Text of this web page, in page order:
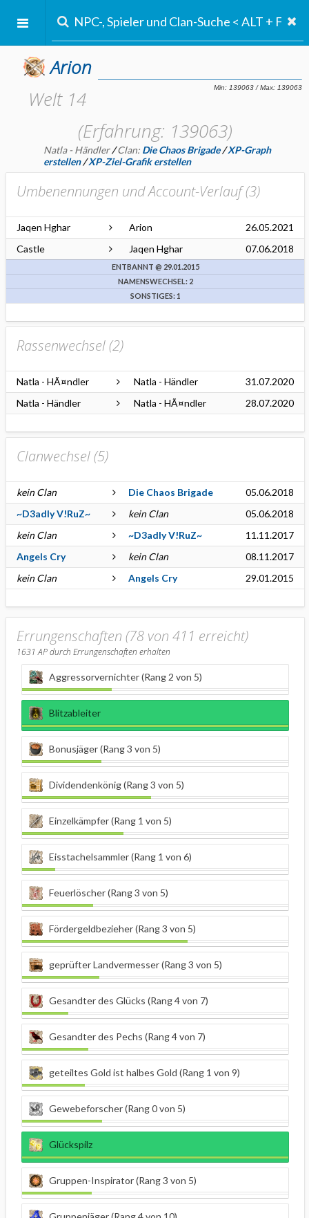
Arion
Welt 14
(Erfahrung: 139063)
Natla - Händler/Clan: Die Chaos Brigade /XP-Graph
erstellen/XP-Ziel-Grafik erstellen
Umbenennungen und Account-Verlauf (3)
Jaqen Hghar Arion
26.05.2021
Castle
Jaqen Hghar 07.06.2018
ENTBANNT @ 29.01.2015
NAMENSWECHSEL: 2
SONSTIGES: 1
Rassenwechsel (2)
Natla - HÃ¤ndler Natla - Händler
31.07.2020
Natla - Händler
Natla - HÃ¤ndler 28.07.2020
Clanwechsel (5)
kein Clan Die Chaos Brigade
05.06.2018
~D3adly V!RuZ~
kein Clan
05.06.2018
kein Clan
~D3adly V!RuZ~
11.11.2017
Angels Cry
kein Clan
08.11.2017
kein Clan
Angels Cry 29.01.2015
Errungenschaften (78 von 411 erreicht)
1631 AP durch Errungenschaften erhalten
Aggressorvernichter (Rang 2 von 5)
Blitzableiter
Bonusjäger (Rang 3 von 5)
Dividendenkönig (Rang 3 von 5)
Einzelkämpfer (Rang 1 von 5)
Eisstachelsammler (Rang 1 von 6)
Feuerlöscher (Rang 3 von 5)
Fördergeldbezieher (Rang 3 von 5)
geprüfter Landvermesser (Rang 3 von 5)
Gesandter des Glücks (Rang 4 von 7)
Gesandter des Pechs (Rang 4 von 7)
geteiltes Gold ist halbes Gold (Rang 1 von 9)
Gewebeforscher (Rang 0 von 5)
Glückspilz
Gruppen-Inspirator (Rang 3 von 5)